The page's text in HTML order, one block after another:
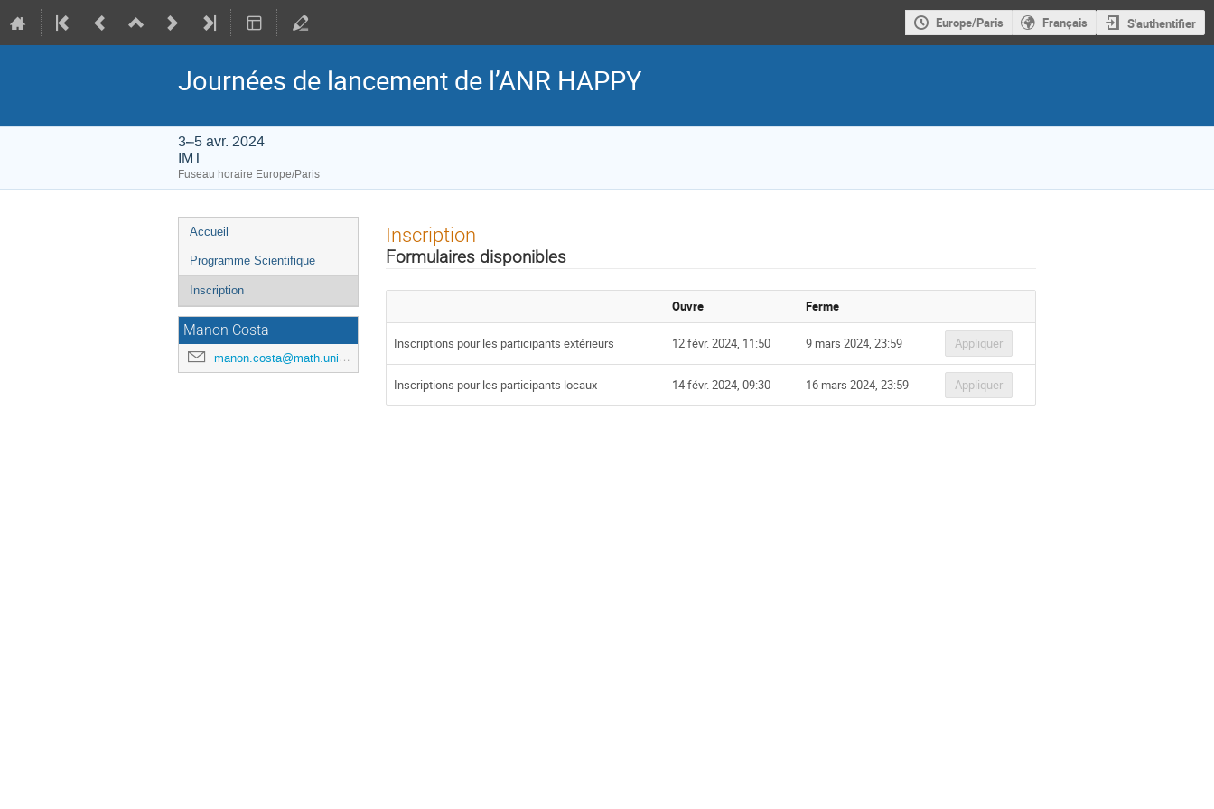
Europe/Paris Français S'authentifier
Journées de lancement de l’ANR HAPPY
3–5 avr. 2024
IMT
Fuseau horaire Europe/Paris
Menu
de
l'événement
Accueil
Programme Scientifique
Inscription
Manon Costa
manon.costa@math.univ-toulouse.fr
Inscription
Formulaires disponibles
Ouvre Ferme
Inscriptions pour les participants extérieurs 12 févr. 2024, 11:50 9 mars 2024, 23:59 Appliquer
Inscriptions pour les participants locaux 14 févr. 2024, 09:30 16 mars 2024, 23:59 Appliquer